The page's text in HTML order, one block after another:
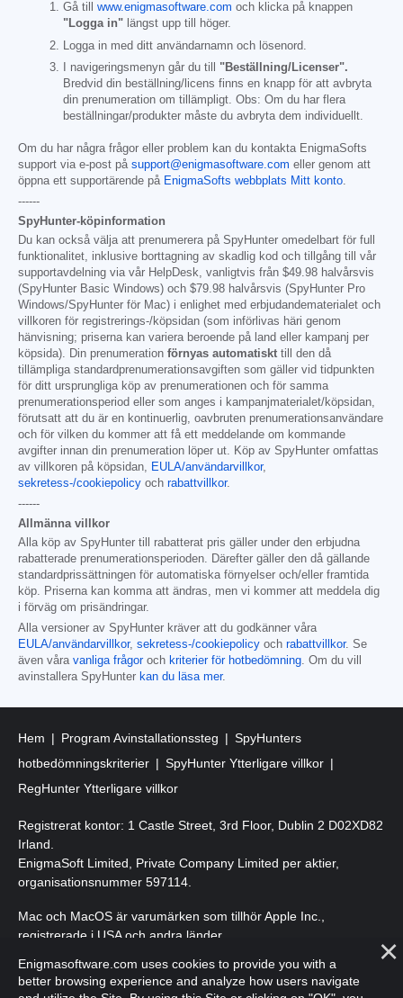
Gå till www.enigmasoftware.com och klicka på knappen
"Logga in" längst upp till höger.
Logga in med ditt användarnamn och lösenord.
I navigeringsmenyn går du till "Beställning/Licenser".
Bredvid din beställning/licens finns en knapp för att avbryta
din prenumeration om tillämpligt. Obs: Om du har flera
beställningar/produkter måste du avbryta dem individuellt.
Om du har några frågor eller problem kan du kontakta EnigmaSofts
support via e-post på support@enigmasoftware.com eller genom att
öppna ett supportärende på EnigmaSofts webbplats Mitt konto.
------
SpyHunter-köpinformation
Du kan också välja att prenumerera på SpyHunter omedelbart för full
funktionalitet, inklusive borttagning av skadlig kod och tillgång till vår
supportavdelning via vår HelpDesk, vanligtvis från $49.98 halvårsvis
(SpyHunter Basic Windows) och $79.98 halvårsvis (SpyHunter Pro
Windows/SpyHunter för Mac) i enlighet med erbjudandematerialet och
villkoren för registrerings-/köpsidan (som införlivas häri genom
hänvisning; priserna kan variera beroende på land eller kampanj per
köpsida). Din prenumeration förnyas automatiskt till den då
tillämpliga standardprenumerationsavgiften som gäller vid tidpunkten
för ditt ursprungliga köp av prenumerationen och för samma
prenumerationsperiod eller som anges i kampanjmaterialet/köpsidan,
förutsatt att du är en kontinuerlig, oavbruten prenumerationsanvändare
och för vilken du kommer att få ett meddelande om kommande
avgifter innan din prenumeration löper ut. Köp av SpyHunter omfattas
av villkoren på köpsidan, EULA/användarvillkor,
sekretess-/cookiepolicy och rabattvillkor.
------
Allmänna villkor
Alla köp av SpyHunter till rabatterat pris gäller under den erbjudna
rabatterade prenumerationsperioden. Därefter gäller den då gällande
standardprissättningen för automatiska förnyelser och/eller framtida
köp. Priserna kan komma att ändras, men vi kommer att meddela dig
i förväg om prisändringar.
Alla versioner av SpyHunter kräver att du godkänner våra
EULA/användarvillkor, sekretess-/cookiepolicy och rabattvillkor. Se
även våra vanliga frågoroch kriterier för hotbedömning. Om du vill
avinstallera SpyHunter kan du läsa mer.
Hem Program Avinstallationssteg
SpyHunters
hotbedömningskriterier
SpyHunter Ytterligare villkor
RegHunter Ytterligare villkor
Registrerat kontor: 1 Castle Street, 3rd Floor, Dublin 2 D02XD82
Irland.
EnigmaSoft Limited, Private Company Limited per aktier,
organisationsnummer 597114.
Mac och MacOS är varumärken som tillhör Apple Inc.,
registrerade i USA och andra länder.
Upphovsrätt 2016-2026. EnigmaSoft Ltd. Med ensamrätt.
Enigmasoftware.com uses cookies to provide you with a
better browsing experience and analyze how users navigate